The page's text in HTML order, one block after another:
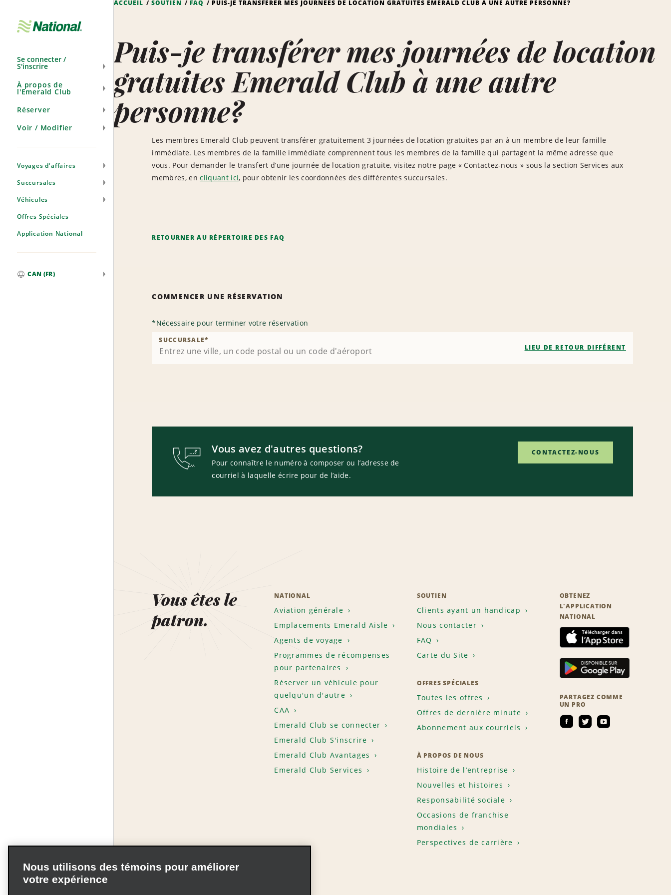
navigation
Se connecter /
S'inscrire
À propos de
l'Emerald Club
Réserver
Voir / Modifier
Voyages d'affaires
Succursales
Véhicules
Offres Spéciales
Application National
CAN (FR)
ACCUEIL SOUTIEN FAQ PUIS-JE TRANSFÉRER MES JOURNÉES DE LOCATION GRATUITES EMERALD CLUB À UNE AUTRE PERSONNE?
Puis-je transférer mes journées de location
gratuites Emerald Club à une autre
personne?
Les membres Emerald Club peuvent transférer gratuitement 3 journées de location gratuites par an à un membre de leur famille
immédiate. Les membres de la famille immédiate comprennent tous les membres de la famille qui partagent la même adresse que
vous. Pour demander le transfert d’une journée de location gratuite, visitez notre page « Contactez-nous » sous la section Services aux
membres, encliquant ici, pour obtenir les coordonnées des différentes succursales.
RETOURNER AU RÉPERTOIRE DES FAQ
COMMENCER UNE RÉSERVATION
*Nécessaire pour terminer votre réservation
SUCCURSALE*
LIEU DE RETOUR DIFFÉRENT
Vous avez d'autres questions?
Pour connaître le numéro à composer ou l’adresse de
courriel à laquelle écrire pour de l’aide.
CONTACTEZ-NOUS
Vous êtes le
patron.
NATIONAL
Aviation générale
Emplacements Emerald Aisle
Agents de voyage
Programmes de récompenses
pour partenaires
Réserver un véhicule pour
quelqu'un d'autre
CAA
Emerald Club se connecter
Emerald Club S'inscrire
Emerald Club Avantages
Emerald Club Services
SOUTIEN
Clients ayant un handicap
Nous contacter
FAQ
Carte du Site
OFFRES SPÉCIALES
Toutes les offres
Offres de dernière minute
Abonnement aux courriels
À PROPOS DE NOUS
Histoire de l’entreprise
Nouvelles et histoires
Responsabilité sociale
Occasions de franchise
mondiales
Perspectives de carrière
OBTENEZ
L'APPLICATION
NATIONAL
PARTAGEZ COMME
UN PRO
Nous utilisons des témoins pour améliorer
votre expérience